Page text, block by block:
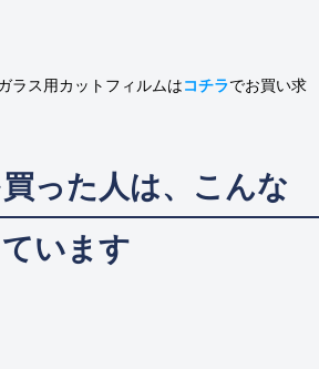
ラス用カットフィルムはコチラでお買い求
った人は、こんな
います